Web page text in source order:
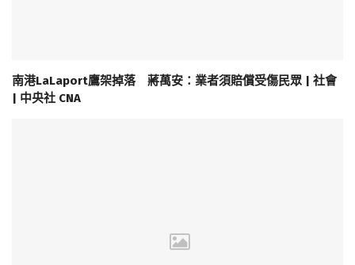
南港LaLaport鷹架掉落 蔣萬安：業者須賠償受傷民眾 | 社會
| 中央社 CNA